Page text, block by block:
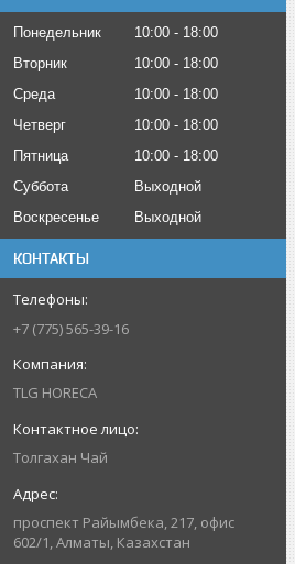
Понедельник 10:00
18:00
Вторник
10:00
18:00
Среда
10:00
18:00
Четверг
10:00
18:00
Пятница
10:00
18:00
Суббота
Выходной
Воскресенье
Выходной
КОНТАКТЫ
+7 (775) 565-39-16
TLG HORECA
Толгахан Чай
проспект Райымбека, 217, офис
602/1, Алматы, Казахстан